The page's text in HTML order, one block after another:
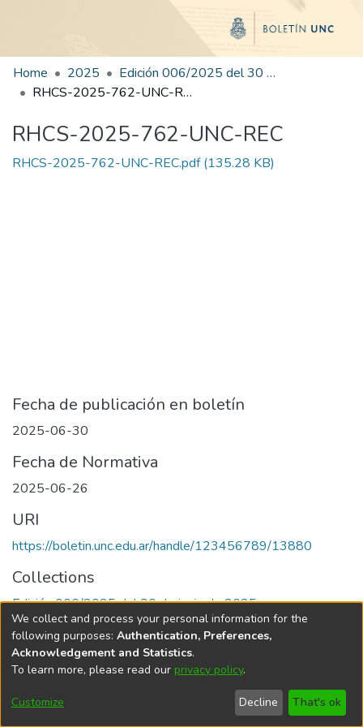
Home 2025
Edición 006/2025 del 30 de junio de 2025
RHCS-2025-762-UNC-REC
RHCS-2025-762-UNC-REC
RHCS-2025-762-UNC-REC.pdf(135.28 KB)
Fecha de publicación en boletín
2025-06-30
Fecha de Normativa
2025-06-26
URI
https://boletin.unc.edu.ar/handle/123456789/13880
Collections
Edición 006/2025 del 30 de junio de 2025
Universidad Nacional de Córdoba
We collect and process your personal information for the
following purposes: Authentication, Preferences,
Acknowledgement and Statistics.
To learn more, please read our privacy policy.
Customize Decline That's ok